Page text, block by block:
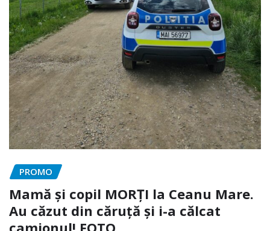
PROMO
Mamă și copil MORȚI la Ceanu Mare.
Au căzut din căruță și i-a călcat
camionul! FOTO